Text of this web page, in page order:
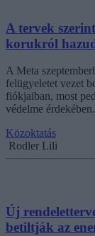
A tervek
korukról
A Meta
felügyeletet vezet
fiókjaiban, most
védelme érdekében.
Közoktatás
Rodler Lili
Új
betiltják az